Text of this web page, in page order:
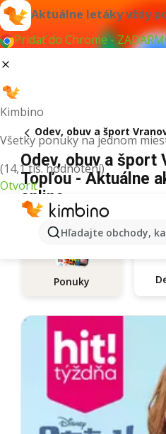
Aktuálne letáky vždy
Pridať do Chrome -
Kimbino
Všetky ponuky na jednom
(14,1 tis. hodnotení)
Otvoriť
Hľadajte obchody,
Odev, obuv a šport
Odev, obuv a šport
Topľou - Aktuálne
online
Ponuky